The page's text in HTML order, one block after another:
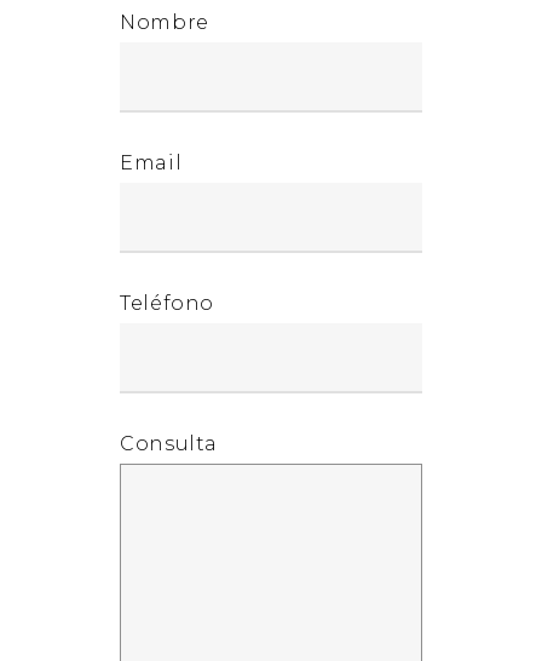
Nombre
Email
Teléfono
Consulta